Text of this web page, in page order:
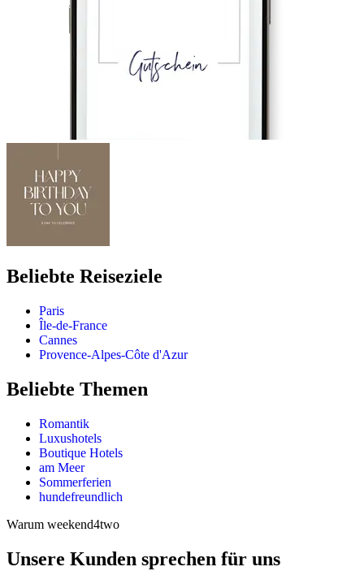
Beliebte Reiseziele
Paris
Île-de-France
Cannes
Provence-Alpes-Côte d'Azur
Beliebte Themen
Romantik
Luxushotels
Boutique Hotels
am Meer
Sommerferien
hundefreundlich
Warum weekend4two
Unsere Kunden sprechen für uns